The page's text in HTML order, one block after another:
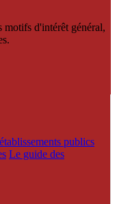
motifs d'intérêt général,
publics
Le guide des